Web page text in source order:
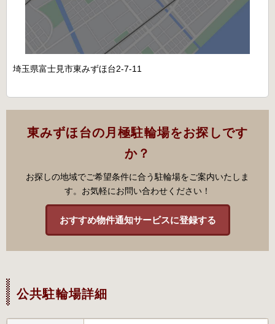
埼玉県富士見市東みずほ台2-7-11
東みずほ台の月極駐輪場をお探しです
か？
お探しの地域でご希望条件に合う駐輪場をご案内いたしま
す。お気軽にお問い合わせください！
おすすめ物件通知サービスに登録する
公共駐輪場詳細